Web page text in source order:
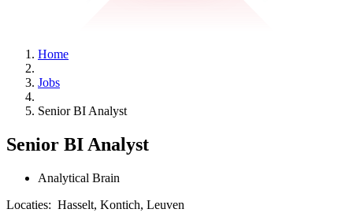
Home
Jobs
Senior BI Analyst
Senior BI Analyst
Analytical Brain
Locaties: Hasselt, Kontich, Leuven